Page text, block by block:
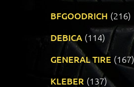
BFGOODRICH (216)
DEBICA (114)
GENERAL TIRE (167)
KLEBER (137)